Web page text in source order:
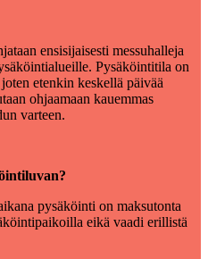
ensisijaisesti messuhalleja
Pysäköintitila on
etenkin keskellä päivää
ohjaamaan kauemmas
varteen.
pysäköinti on maksutonta
eikä vaadi erillistä